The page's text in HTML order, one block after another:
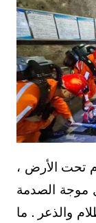
تحت الأرض ،
الصدمة
والذعر . ما